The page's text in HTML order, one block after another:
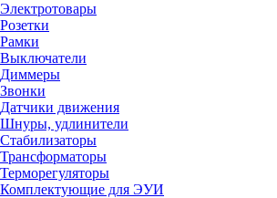
Электротовары
Розетки
Рамки
Выключатели
Диммеры
Звонки
Датчики движения
Шнуры, удлинители
Стабилизаторы
Трансформаторы
Терморегуляторы
Комплектующие для ЭУИ